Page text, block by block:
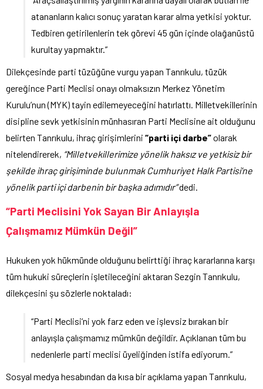
atananların kalıcı sonuç yaratan karar alma yetkisi yoktur.
Tedbiren getirilenlerin tek görevi 45 gün içinde olağanüstü
kurultay yapmaktır.”
Dilekçesinde parti tüzüğüne vurgu yapan Tanrıkulu, tüzük
gereğince Parti Meclisi onayı olmaksızın Merkez Yönetim
Kurulu’nun (MYK) tayin edilemeyeceğini hatırlattı. Milletvekillerinin
disipline sevk yetkisinin münhasıran Parti Meclisine ait olduğunu
belirten Tanrıkulu, ihraç girişimlerini “parti içi darbe”olarak
nitelendirerek, “Milletvekillerimize yönelik haksız ve yetkisiz bir
şekilde ihraç girişiminde bulunmak Cumhuriyet Halk Partisi’ne
yönelik parti içi darbenin bir başka adımıdır”dedi.
“Parti Meclisini Yok Sayan Bir Anlayışla
Çalışmamız Mümkün Değil”
Hukuken yok hükmünde olduğunu belirttiği ihraç kararlarına karşı
tüm hukuki süreçlerin işletileceğini aktaran Sezgin Tanrıkulu,
dilekçesini şu sözlerle noktaladı:
“Parti Meclisi’ni yok farz eden ve işlevsiz bırakan bir
anlayışla çalışmamız mümkün değildir. Açıklanan tüm bu
nedenlerle parti meclisi üyeliğinden istifa ediyorum.”
Sosyal medya hesabından da kısa bir açıklama yapan Tanrıkulu,